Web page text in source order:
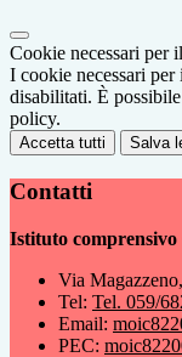
Cookie necessari per
I cookie necessari per
disabilitati. È
policy.
Accetta tutti Salva
Contatti
Istituto
Via
Tel: Tel. 059/
Email:
PEC: